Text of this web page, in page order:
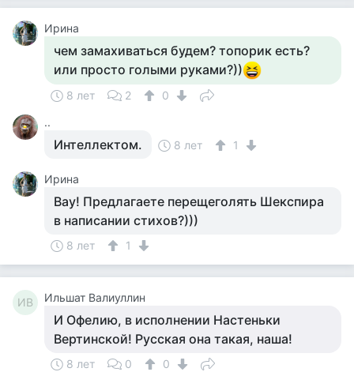
Ирина
чем замахиваться будем? топорик есть?
или просто голыми руками?))
8 лет 2
0
..
Интеллектом. 8 лет 1
Ирина
Вау! Предлагаете перещеголять Шекспира
в написании стихов?)))
8 лет 1
ИВ Ильшат Валиуллин
И Офелию, в исполнении Настеньки
Вертинской! Русская она такая, наша!
8 лет 0 0